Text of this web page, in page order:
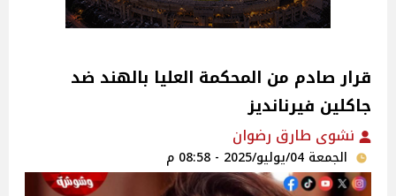
قرار صادم من المحكمة العليا بالهند ضد
جاكلين فيرنانديز
نشوى طارق رضوان
الجمعة 04/يوليو/2025 - 08:58 م